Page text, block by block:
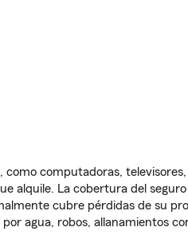
como computadoras,
alquile. La cobertura del
cubre pérdidas de su
agua, robos, allanamientos